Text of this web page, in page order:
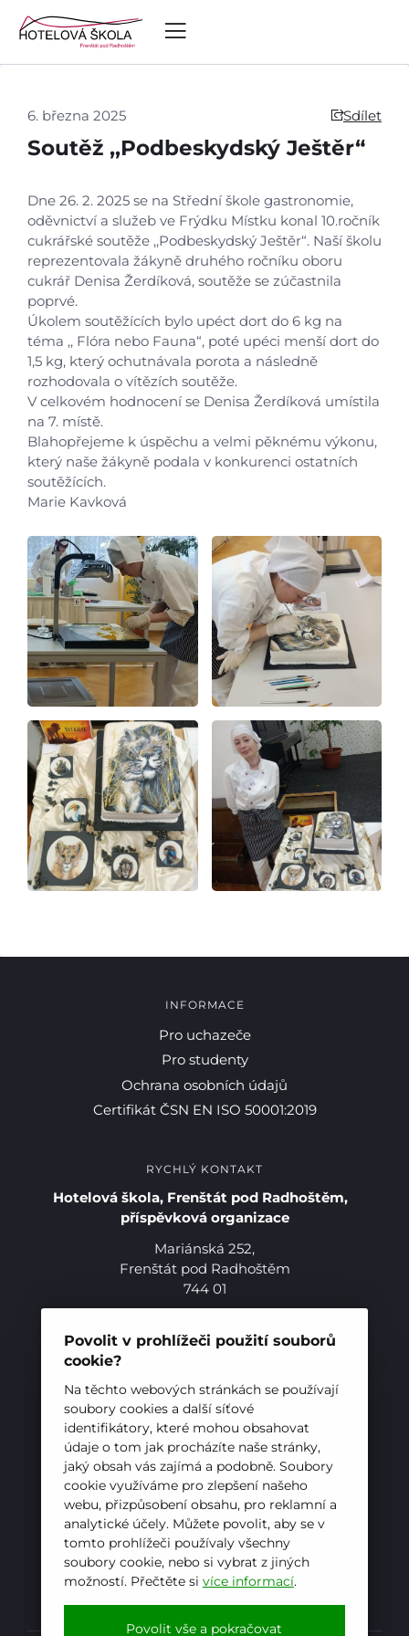
Povolit v prohlížeči použití souborů
cookie?
Na těchto webových stránkách se používají
soubory cookies a další síťové
identifikátory, které mohou obsahovat
údaje o tom jak procházíte naše stránky,
jaký obsah vás zajímá a podobně. Soubory
cookie využíváme pro zlepšení našeho
webu, přizpůsobení obsahu, pro reklamní a
analytické účely. Můžete povolit, aby se v
tomto prohlížeči používaly všechny
soubory cookie, nebo si vybrat z jiných
možností. Přečtěte si více informací.
Povolit vše a pokračovat
Úvod
Aktuálně
Škola
Studium
Projekty
Foto
Video a audio
Virtuální prohlídka
Kontakty
Pro studenty
Pro uchazeče
6. března 2025 Sdílet
E-mail WhatsAppFacebook
Soutěž ,,Podbeskydský Ještěr“
Dne 26. 2. 2025 se na Střední škole gastronomie,
oděvnictví a služeb ve Frýdku Místku konal 10.ročník
cukrářské soutěže ,,Podbeskydský Ještěr“. Naší školu
reprezentovala žákyně druhého ročníku oboru
cukrář Denisa Žerdíková, soutěže se zúčastnila
poprvé.
Úkolem soutěžících bylo upéct dort do 6 kg na
téma ,, Flóra nebo Fauna“, poté upéci menší dort do
1,5 kg, který ochutnávala porota a následně
rozhodovala o vítězích soutěže.
V celkovém hodnocení se Denisa Žerdíková umístila
na 7. místě.
Blahopřejeme k úspěchu a velmi pěknému výkonu,
který naše žákyně podala v konkurenci ostatních
soutěžících.
Marie Kavková
INFORMACE
Pro uchazeče
Pro studenty
Ochrana osobních údajů
Certifikát ČSN EN ISO 50001:2019
RYCHLÝ KONTAKT
Hotelová škola, Frenštát pod Radhoštěm,
příspěvková organizace
Mariánská 252,
Frenštát pod Radhoštěm
744 01
E-mail:sekretariat@hotelovkafren.cz
Datová schránka: bc5jrez
IČ: 00576441
ZŘIZOVATEL
Hotelová škola, Frenštát pod Radhoštěm je
příspěvkovou organizací zřizovanou
Moravskoslezským krajem